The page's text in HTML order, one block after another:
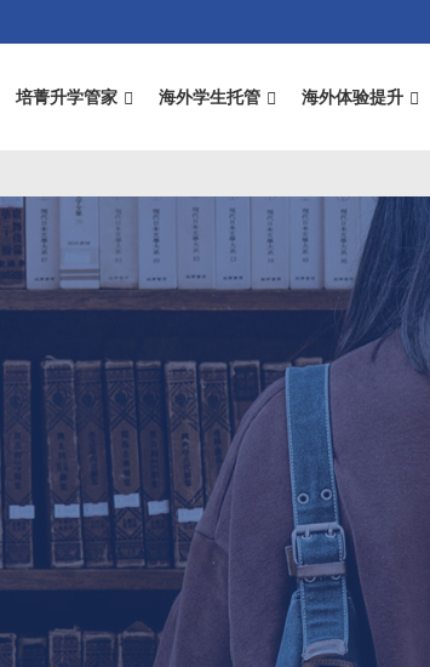
培菁升学管家 海外学生托管 海外体验提升